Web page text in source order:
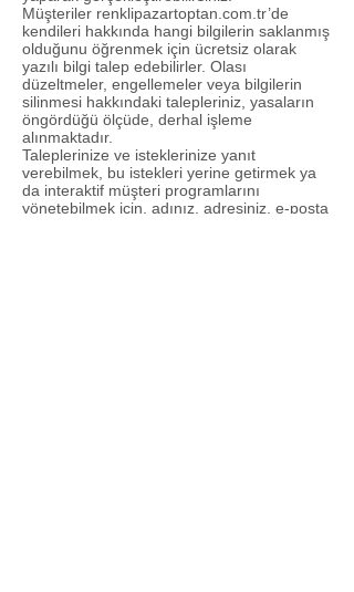
Müşteriler renklipazartoptan.com.tr’de
kendileri hakkında hangi bilgilerin saklanmış
olduğunu öğrenmek için ücretsiz olarak
yazılı bilgi talep edebilirler. Olası
düzeltmeler, engellemeler veya bilgilerin
silinmesi hakkındaki talepleriniz, yasaların
öngördüğü ölçüde, derhal işleme
alınmaktadır.
Taleplerinize ve isteklerinize yanıt
verebilmek, bu istekleri yerine getirmek ya
da interaktif müşteri programlarını
yönetebilmek için, adınız, adresiniz, e-posta